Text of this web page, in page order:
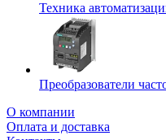
Техника
Преобразователи
О компании
Оплата и доставка